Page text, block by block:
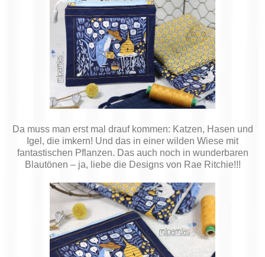
Da muss man erst mal drauf kommen: Katzen, Hasen und
Igel, die imkern! Und das in einer wilden Wiese mit
fantastischen Pflanzen. Das auch noch in wunderbaren
Blautönen – ja, liebe die Designs von Rae Ritchie!!!